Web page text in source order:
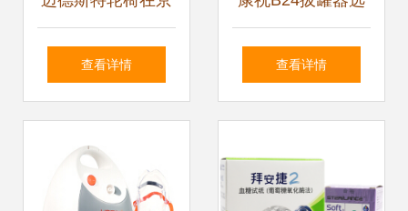
东 正品行货的价格
价解析
查看详情
购指南与最新返利
查看详情